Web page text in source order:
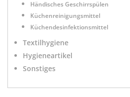
Händisches Geschirrspülen
Küchenreinigungsmittel
Küchendesinfektionsmittel
Textilhygiene
Hygieneartikel
Sonstiges